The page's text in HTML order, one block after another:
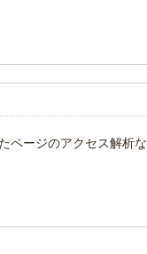
ページのアクセス解析な